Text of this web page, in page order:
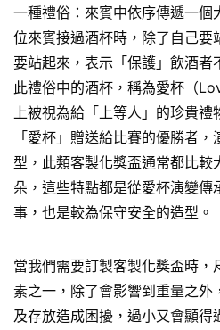
一種禮俗：來賓中依序傳遞一個
位來賓接過酒杯時，除了自己要
要站起來，表示「保護」飲酒者
此禮俗中的酒杯，稱為愛杯（
上被視為給「上等人」的珍貴
「愛杯」贈送給比賽的優勝者
型，此類客製化獎盃通常都比較
朵，這些特點都是從愛杯演變傳
事，也是較為保守安全的造型。
當我們需要訂製客製化獎盃時，
素之一，除了會影響到重量之外
及存放造成困擾，過小又會顯